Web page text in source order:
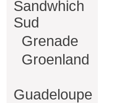
Sandwhich
Sud
Grenade
Groenland
Guadeloupe